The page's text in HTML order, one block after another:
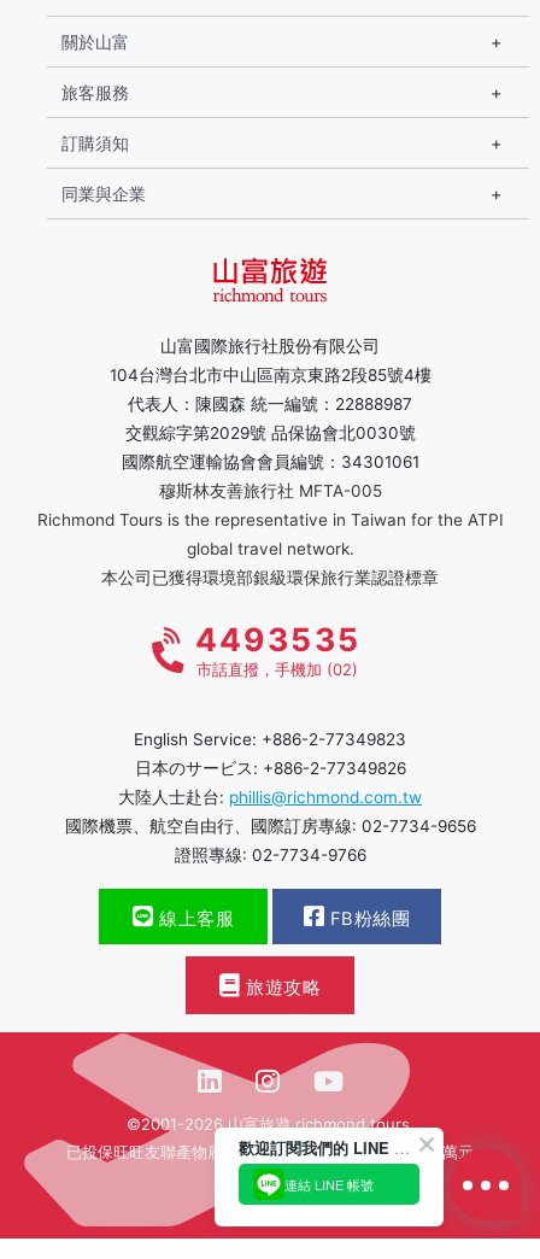
山富國際旅行社股份有限公司
104台灣台北市中山區南京東路2段85號4樓
代表人：陳國森 統一編號：22888987
交觀綜字第2029號 品保協會北0030號
國際航空運輸協會會員編號：34301061
穆斯林友善旅行社 MFTA-005
Richmond Tours is the representative in Taiwan for the ATPI
global travel network.
本公司已獲得環境部銀級環保旅行業認證標章
關於山富
旅客服務
訂購須知
同業與企業
4493535
市話直撥，手機加 (02)
English Service: +886-2-77349823
日本のサービス: +886-2-77349826
大陸人士赴台: phillis@richmond.com.tw
國際機票、航空自由行、國際訂房專線: 02-7734-9656
證照專線: 02-7734-9766
線上客服 FB粉絲團
旅遊攻略
©2001-2026 山富旅遊 richmond tours.
已投保旺旺友聯產物履約保證保險新台幣壹億貳仟肆佰萬元
繁體中文
歡迎訂閱我們的 LINE 官方帳號
連結 LINE 帳號